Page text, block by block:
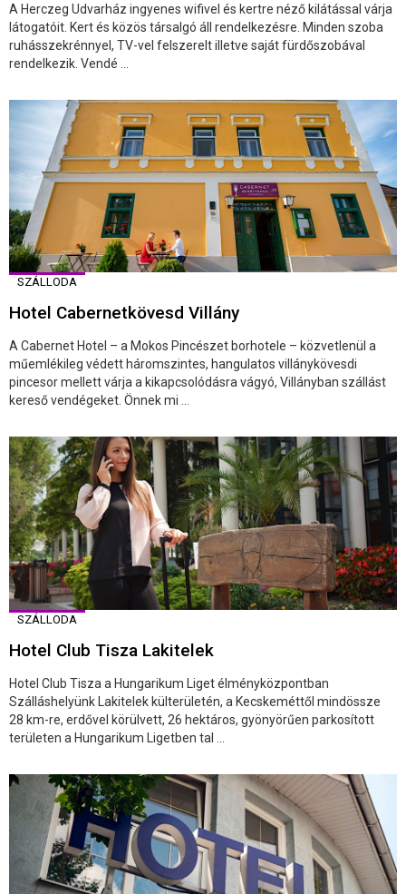
A Herczeg Udvarház ingyenes wifivel és kertre néző kilátással várja
látogatóit. Kert és közös társalgó áll rendelkezésre. Minden szoba
ruhásszekrénnyel, TV-vel felszerelt illetve saját fürdőszobával
rendelkezik. Vendé ...
SZÁLLODA
Hotel Cabernetkövesd Villány
A Cabernet Hotel – a Mokos Pincészet borhotele – közvetlenül a
műemlékileg védett háromszintes, hangulatos villánykövesdi
pincesor mellett várja a kikapcsolódásra vágyó, Villányban szállást
kereső vendégeket. Önnek mi ...
SZÁLLODA
Hotel Club Tisza Lakitelek
Hotel Club Tisza a Hungarikum Liget élményközpontban
Szálláshelyünk Lakitelek külterületén, a Kecskeméttől mindössze
28 km-re, erdővel körülvett, 26 hektáros, gyönyörűen parkosított
területen a Hungarikum Ligetben tal ...